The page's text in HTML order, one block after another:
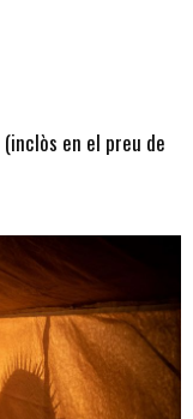
(inclòs en el preu de